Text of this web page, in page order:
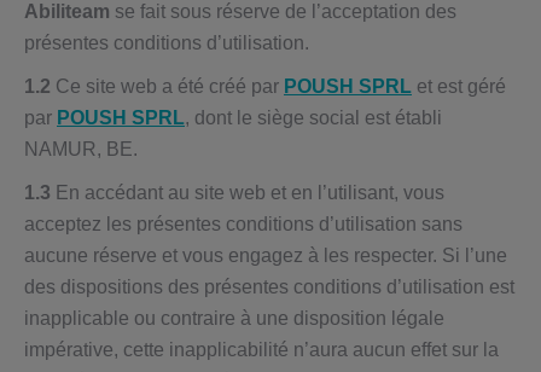
Abiliteam se fait sous réserve de l’acceptation des
présentes conditions d’utilisation.
1.2 Ce site web a été créé par POUSH SPRL et est géré
par POUSH SPRL, dont le siège social est établi
NAMUR, BE.
1.3 En accédant au site web et en l’utilisant, vous
acceptez les présentes conditions d’utilisation sans
aucune réserve et vous engagez à les respecter. Si l’une
des dispositions des présentes conditions d’utilisation est
inapplicable ou contraire à une disposition légale
impérative, cette inapplicabilité n’aura aucun effet sur la